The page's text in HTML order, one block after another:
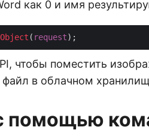
как 0 и имя
( request
чтобы поместить
в облачном
помощью